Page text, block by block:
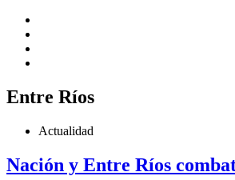
Entre Ríos
Actualidad
Nación y Entre Ríos